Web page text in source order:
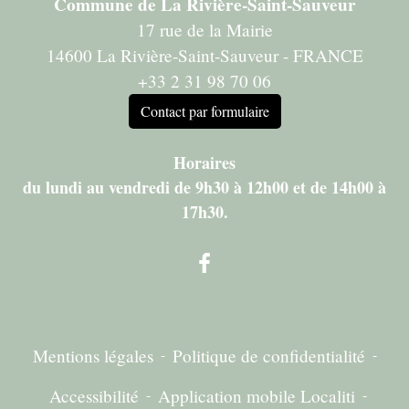
17 rue de la Mairie
14600 La Rivière-Saint-Sauveur - FRANCE
+33 2 31 98 70 06
Contact par formulaire
Horaires
du lundi au vendredi de 9h30 à 12h00 et de 14h00 à
17h30.
Mentions légales - Politique de confidentialité -
Accessibilité - Application mobile Localiti -